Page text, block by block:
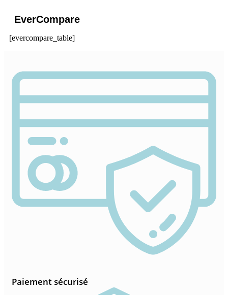
EverCompare
[evercompare_table]
Paiement sécurisé